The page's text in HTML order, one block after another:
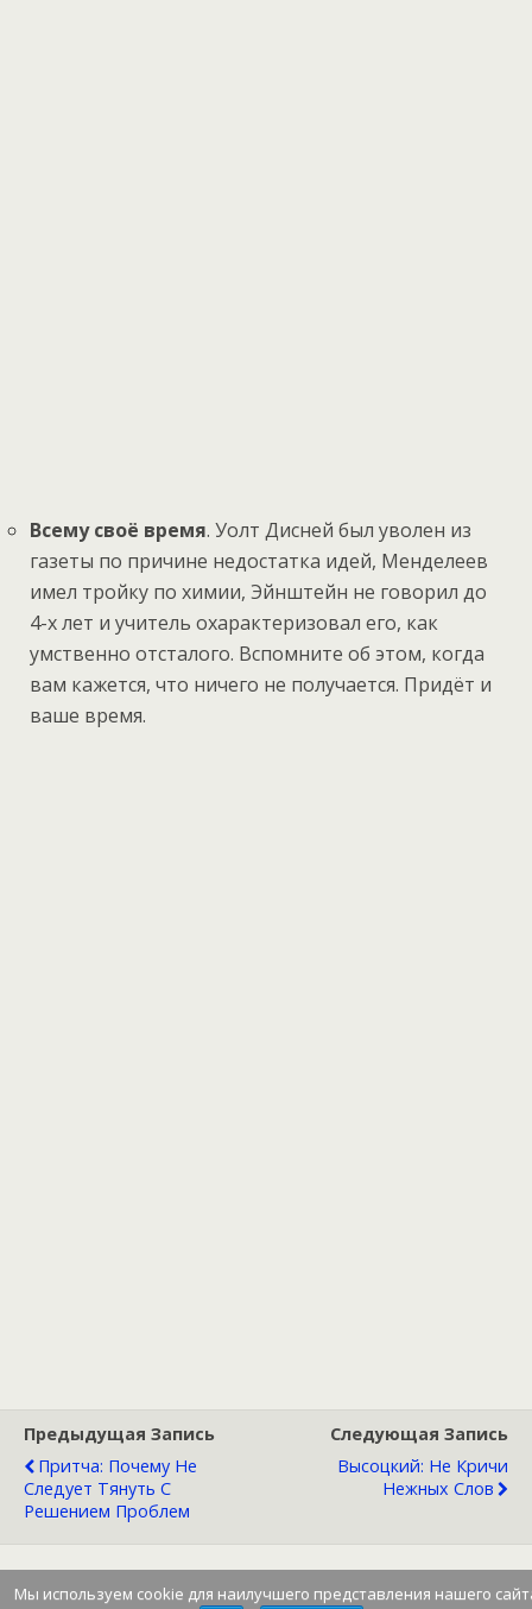
Всему своё время. Уолт Дисней был уволен из
газеты по причине недостатка идей, Менделеев
имел тройку по химии, Эйнштейн не говорил до
4-х лет и учитель охарактеризовал его, как
умственно отсталого. Вспомните об этом, когда
вам кажется, что ничего не получается. Придёт и
ваше время.
Предыдущая Запись
Притча: Почему Не
Следует Тянуть С
Решением Проблем
Следующая Запись
Высоцкий: Не Кричи
Нежных Слов
Мы используем cookie для наилучшего представления нашего